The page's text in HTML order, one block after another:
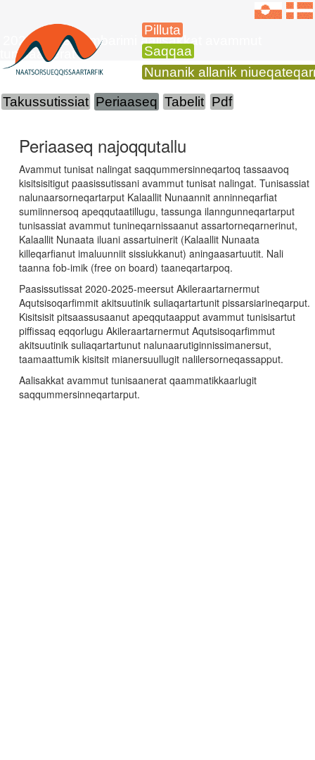
Pilluta
Saqqaa
Nunanik allanik
2025-mi septembarimi aalisakkat avammut
tunisaanerat
Takussutissiat Periaaseq Tabelit Pdf